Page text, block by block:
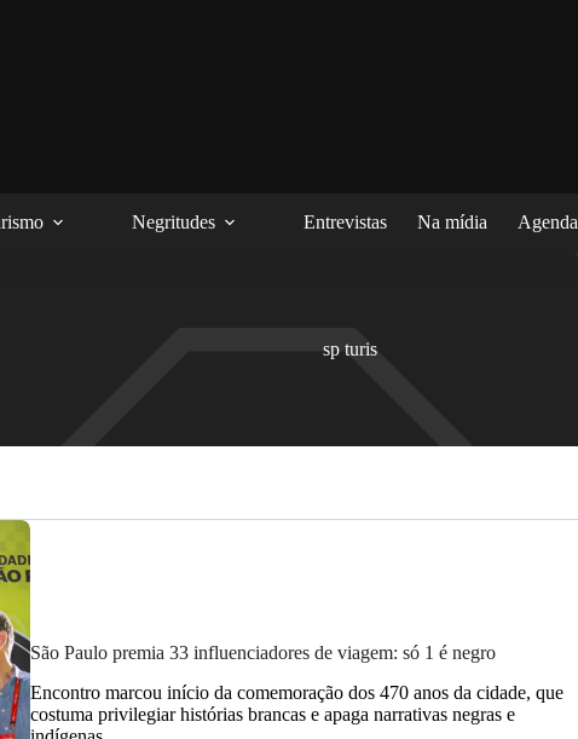
Negritudes Entrevistas Na mídia Agenda
sp turis
São Paulo premia 33 influenciadores de viagem: só 1 é negro
Encontro marcou início da comemoração dos 470 anos da cidade, que
costuma privilegiar histórias brancas e apaga narrativas negras e